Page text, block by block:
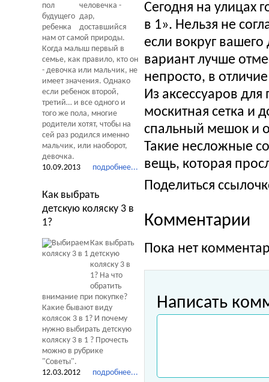
Сегодня на улицах
в 1». Нельзя не
если вокруг
вариант лучше
непросто, в
Из аксессуаров
москитная сетка и
спальный мешок и
Такие несложные
вещь, которая
Поделиться
Комментарии
Пока нет
Написать
человечка -
дар,
доставшийся
нам от самой природы.
Когда малыш первый в
семье, как правило, кто он
- девочка или мальчик, не
имеет значения. Однако
если ребенок второй,
третий… и все одного и
того же пола, многие
родители хотят, чтобы на
сей раз родился именно
мальчик, или наоборот,
девочка.
подробнее...
10.09.2013
Как выбрать
детскую коляску 3 в
1?
Как выбрать
детскую
коляску 3 в
1? На что
обратить
внимание при покупке?
Какие бывают виду
колясок 3 в 1? И почему
нужно выбирать детскую
коляску 3 в 1 ? Прочесть
можно в рубрике
"Советы".
подробнее...
12.03.2012